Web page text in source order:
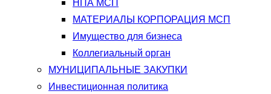
МАТЕРИАЛЫ КОРПОРАЦИЯ МСП
Имущество для бизнеса
Коллегиальный орган
МУНИЦИПАЛЬНЫЕ ЗАКУПКИ
Инвестиционная политика